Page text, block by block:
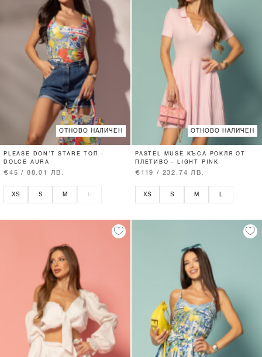
ОТНОВО НАЛИЧЕН
PLEASE DON’T STARE ТОП -
DOLCE AURA
€45 / 88.01 ЛВ.
XS S M L
ОТНОВО НАЛИЧЕН
PASTEL MUSE КЪСА РОКЛЯ ОТ
ПЛЕТИВО - LIGHT PINK
€119 / 232.74 ЛВ.
XS S M